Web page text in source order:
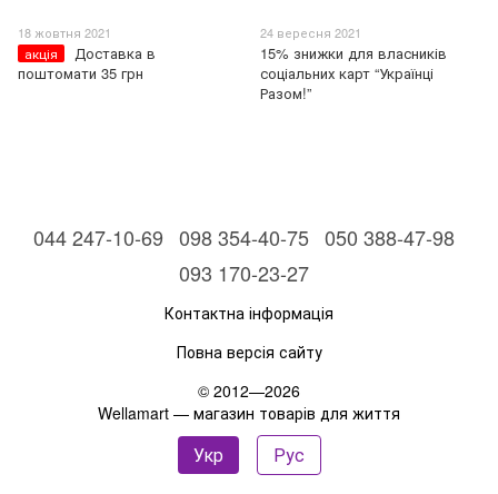
18 жовтня 2021
акція
Доставка в
поштомати 35 грн
24 вересня 2021
15% знижки для власників
соціальних карт “Українці
Разом!”
044 247-10-69 098 354-40-75 050 388-47-98
093 170-23-27
Контактна інформація
Повна версія сайту
© 2012—2026
Wellamart — магазин товарів для життя
Укр Рус